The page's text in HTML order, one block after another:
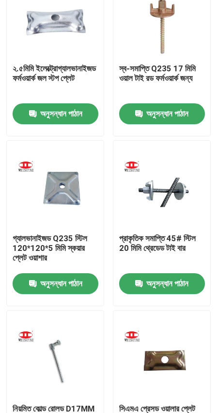
পণ্য
আমাদের সম্পর্কে
মান নিয়ন্ত্রণ
যোগাযোগ করুন
ইস্পাত ভারা পার্টস
ফ্রেম ভারা পার্টস
২.৫মিমি ইলেক্ট্রোগ্যালভানাইজড
ফর্মওয়ার্ক জল স্টপ প্লেট
অনুসন্ধান পাঠান
স্ব-সমাপ্তি Q235 17 মিমি
ওয়াল টাই রড ফর্মওয়ার্ক জন্য
অনুসন্ধান পাঠান
গ্যালভানাইজড Q235 স্টিল
120*120*5 মিমি স্কয়ার
প্লেট ওয়াশার
অনুসন্ধান পাঠান
প্রাকৃতিক সমাপ্তি 45# স্টিল
20 মিমি থ্রেডেড টাই বার
অনুসন্ধান পাঠান
নিয়মিত কোল্ড রোলড D17MM সিএমএ প্রেসড ওয়ালার প্লেট